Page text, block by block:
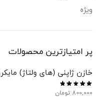
ویژه
پر امتیازترین محصولات
خازن ژاپنی (های ولتاژ)
800,000 تومان